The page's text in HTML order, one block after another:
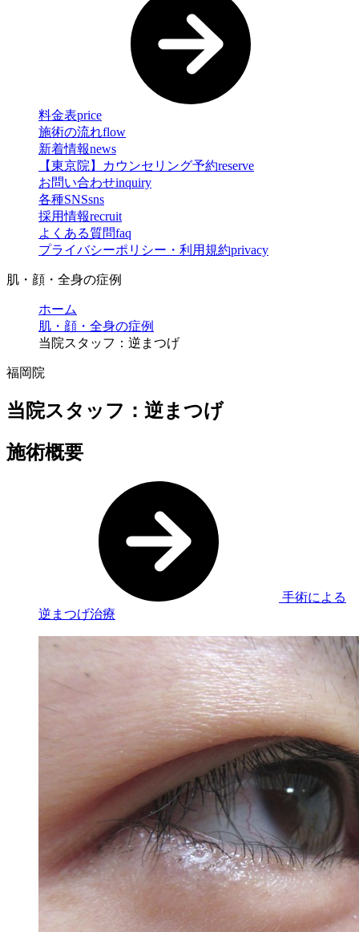
料金表price
施術の流れflow
新着情報news
【東京院】カウンセリング予約reserve
お問い合わせinquiry
各種SNSsns
採用情報recruit
よくある質問faq
プライバシーポリシー・利用規約privacy
肌・顔・全身の症例
ホーム
肌・顔・全身の症例
当院スタッフ：逆まつげ
福岡院
当院スタッフ：逆まつげ
施術概要
手術による
逆まつげ治療